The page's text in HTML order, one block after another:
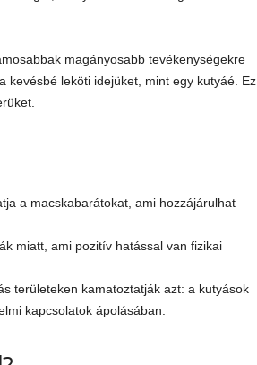
magányosabb tevékenységekre
kevésbé leköti idejüket, mint egy kutyáé. Ez
a macskabarátokat, ami hozzájárulhat
miatt, ami pozitív hatással van fizikai
területeken kamatoztatják azt: a kutyások
kapcsolatok ápolásában.